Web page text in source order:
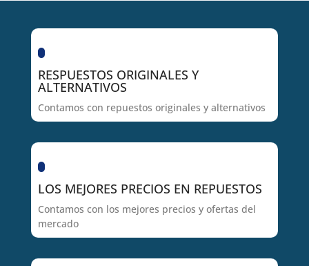
RESPUESTOS ORIGINALES Y
ALTERNATIVOS
Contamos con repuestos originales y alternativos
LOS MEJORES PRECIOS EN REPUESTOS
Contamos con los mejores precios y ofertas del
mercado